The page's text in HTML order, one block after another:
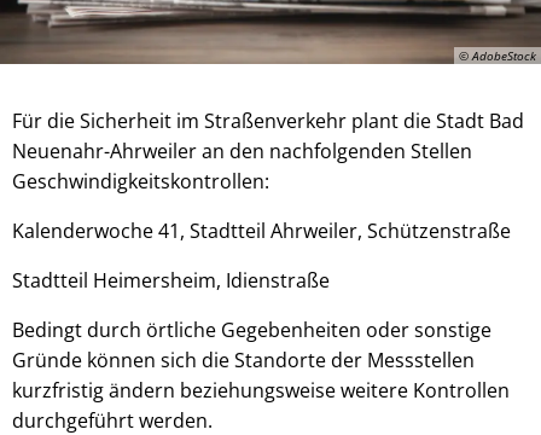
© AdobeStock
Für die Sicherheit im Straßenverkehr plant die Stadt Bad
Neuenahr-Ahrweiler an den nachfolgenden Stellen
Geschwindigkeitskontrollen:
Kalenderwoche 41, Stadtteil Ahrweiler, Schützenstraße
Stadtteil Heimersheim, Idienstraße
Bedingt durch örtliche Gegebenheiten oder sonstige
Gründe können sich die Standorte der Messstellen
kurzfristig ändern beziehungsweise weitere Kontrollen
durchgeführt werden.